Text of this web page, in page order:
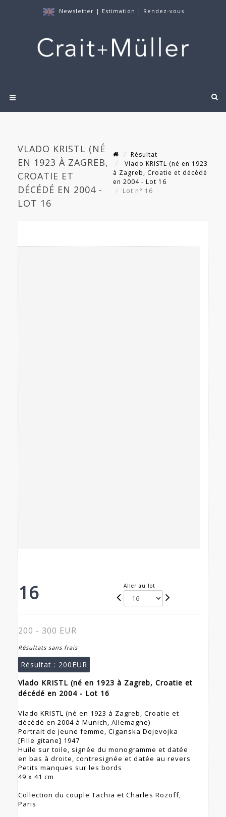
Newsletter | Estimation | Rendez-vous
VLADO KRISTL (NÉ
EN 1923 À ZAGREB,
CROATIE ET
DÉCÉDÉ EN 2004 -
LOT 16
Résultat
Vlado KRISTL (né en 1923
à Zagreb, Croatie et décédé
en 2004 - Lot 16
Lot n° 16
16 Aller au lot
200 - 300 EUR
Résultats sans frais
Résultat : 200EUR
Vlado KRISTL (né en 1923 à Zagreb, Croatie et
décédé en 2004 - Lot 16
Vlado KRISTL (né en 1923 à Zagreb, Croatie et
décédé en 2004 à Munich, Allemagne)
Portrait de jeune femme, Ciganska Dejevojka
[Fille gitane] 1947
Huile sur toile, signée du monogramme et datée
en bas à droite, contresignée et datée au revers
Petits manques sur les bords
49 x 41 cm
Collection du couple Tachia et Charles Rozoff,
Paris